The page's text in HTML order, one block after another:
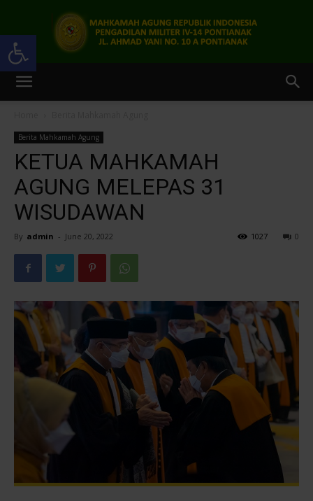
Open toolbar
Pontianak
Berita Mahkamah Agung
KETUA MAHKAMAH
AGUNG MELEPAS 31
WISUDAWAN
By admin - June 20, 2022 0
1027